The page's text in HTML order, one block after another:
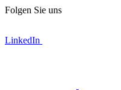
Folgen Sie uns
LinkedIn